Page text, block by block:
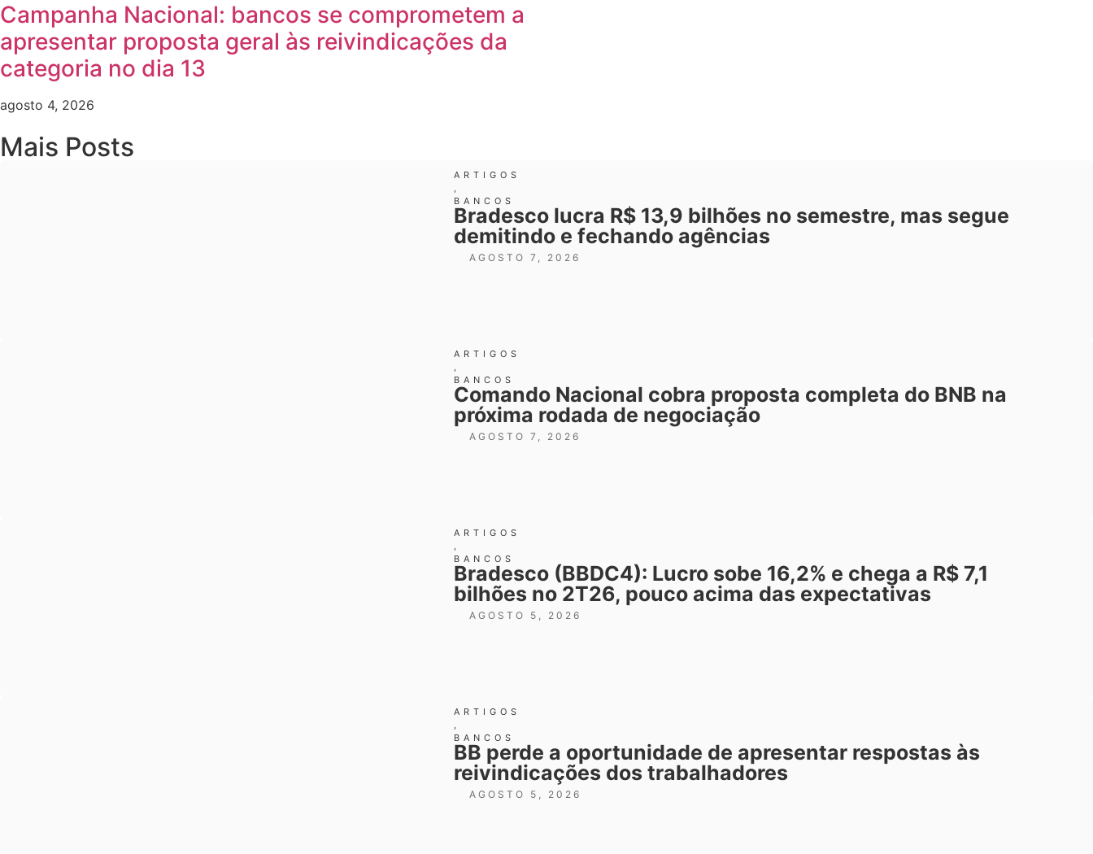
Campanha Nacional: bancos se comprometem a
apresentar proposta geral às reivindicações da
categoria no dia 13
agosto 4, 2026
Mais Posts
ARTIGOS
,
BANCOS
Bradesco lucra R$ 13,9 bilhões no semestre, mas segue
demitindo e fechando agências
AGOSTO 7, 2026
ARTIGOS
,
BANCOS
Comando Nacional cobra proposta completa do BNB na
próxima rodada de negociação
AGOSTO 7, 2026
ARTIGOS
,
BANCOS
Bradesco (BBDC4): Lucro sobe 16,2% e chega a R$ 7,1
bilhões no 2T26, pouco acima das expectativas
AGOSTO 5, 2026
ARTIGOS
,
BANCOS
BB perde a oportunidade de apresentar respostas às
reivindicações dos trabalhadores
AGOSTO 5, 2026